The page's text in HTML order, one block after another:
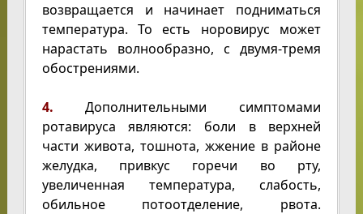
возвращается и начинает подниматься
температура. То есть норовирус может
нарастать волнообразно, с двумя-тремя
обострениями.
4. Дополнительными симптомами
ротавируса являются: боли в верхней
части живота, тошнота, жжение в районе
желудка, привкус горечи во рту,
увеличенная температура, слабость,
обильное потоотделение, рвота.